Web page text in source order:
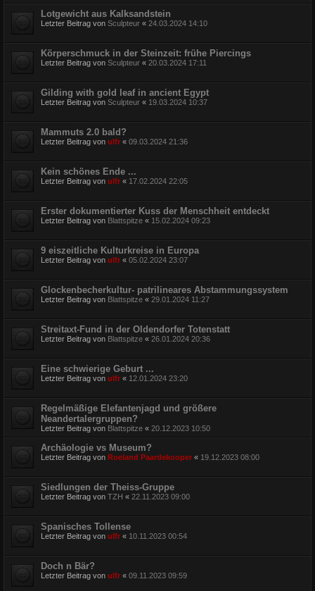
Lotgewicht aus Kalksandstein
Letzter Beitrag von Sculpteur « 24.03.2024 14:10
Körperschmuck in der Steinzeit: frühe Piercings
Letzter Beitrag von Sculpteur « 20.03.2024 17:11
Gilding with gold leaf in ancient Egypt
Letzter Beitrag von Sculpteur « 19.03.2024 10:37
Mammuts 2.0 bald?
Letzter Beitrag von ulfr « 09.03.2024 21:36
Kein schönes Ende ...
Letzter Beitrag von ulfr « 17.02.2024 22:05
Erster dokumentierter Kuss der Menschheit entdeckt
Letzter Beitrag von Blattspitze « 15.02.2024 09:23
9 eiszeitliche Kulturkreise in Europa
Letzter Beitrag von ulfr « 05.02.2024 23:07
Glockenbecherkultur- patrilineares Abstammungssystem
Letzter Beitrag von Blattspitze « 29.01.2024 11:27
Streitaxt-Fund in der Oldendorfer Totenstatt
Letzter Beitrag von Blattspitze « 26.01.2024 20:36
Eine schwierige Geburt ...
Letzter Beitrag von ulfr « 12.01.2024 23:20
Regelmäßige Elefantenjagd und größere
Neandertalergruppen?
Letzter Beitrag von Blattspitze « 20.12.2023 10:50
Archäologie vs Museum?
Letzter Beitrag von Roeland Paardekooper « 19.12.2023 08:00
Siedlungen der Theiss-Gruppe
Letzter Beitrag von TZH « 22.11.2023 09:00
Spanisches Tollense
Letzter Beitrag von ulfr « 10.11.2023 00:54
Doch n Bär?
Letzter Beitrag von ulfr « 09.11.2023 09:59